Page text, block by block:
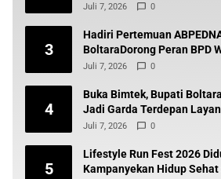
Juli 7, 2026 0
3
Hadiri Pertemuan
BoltaraDorong Peran BPD
dan Transparan
Juli 7, 2026 0
4
Buka Bimtek, Bupati
Jadi Garda Terdepan
Juli 7, 2026 0
5
Lifestyle Run Fest 2026
Kampanyekan Hidup